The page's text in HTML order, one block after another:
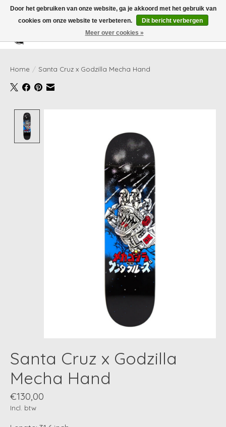
Verlanglijst
Home / Santa Cruz x Godzilla Mecha Hand
Santa Cruz x Godzilla
Mecha Hand
€130,00
Incl. btw
Door het gebruiken van onze website, ga je akkoord met het gebruik van
cookies om onze website te verbeteren.
Dit bericht verbergen
Meer over cookies »